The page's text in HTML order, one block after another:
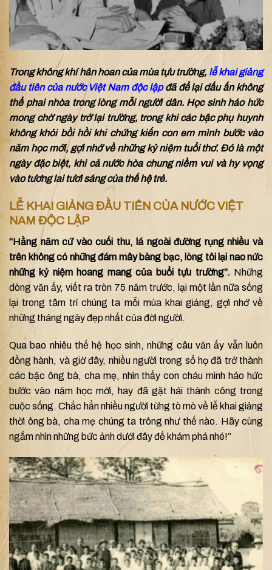
Trong không khí hân hoan của mùa tựu trường, lễ khai giảng
đầu tiên của nước Việt Nam độc lậpđã để lại dấu ấn không
thể phai nhòa trong lòng mỗi người dân. Học sinh háo hức
mong chờ ngày trở lại trường, trong khi các bậc phụ huynh
không khỏi bồi hồi khi chứng kiến con em mình bước vào
năm học mới, gợi nhớ về những kỷ niệm tuổi thơ. Đó là một
ngày đặc biệt, khi cả nước hòa chung niềm vui và hy vọng
vào tương lai tươi sáng của thế hệ trẻ.
LỄ KHAI GIẢNG ĐẦU TIÊN CỦA NƯỚC VIỆT
NAM ĐỘC LẬP
“Hằng năm cứ vào cuối thu, lá ngoài đường rụng nhiều và
trên không có những đám mây bàng bạc, lòng tôi lại nao nức
những kỷ niệm hoang mang của buổi tựu trường”. Những
dòng văn ấy, viết ra tròn 75 năm trước, lại một lần nữa sống
lại trong tâm trí chúng ta mỗi mùa khai giảng, gợi nhớ về
những tháng ngày đẹp nhất của đời người.
Qua bao nhiêu thế hệ học sinh, những câu văn ấy vẫn luôn
đồng hành, và giờ đây, nhiều người trong số họ đã trở thành
các bậc ông bà, cha mẹ, nhìn thấy con cháu mình háo hức
bước vào năm học mới, hay đã gặt hái thành công trong
cuộc sống. Chắc hẳn nhiều người từng tò mò về lễ khai giảng
thời ông bà, cha mẹ chúng ta trông như thế nào. Hãy cùng
ngắm nhìn những bức ảnh dưới đây để khám phá nhé!”